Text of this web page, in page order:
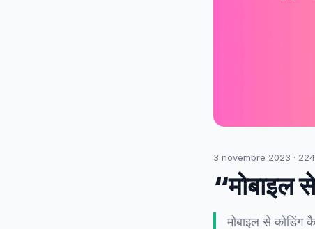
3 novembre 2023 ·
“मोबाइल
मोबाइल से